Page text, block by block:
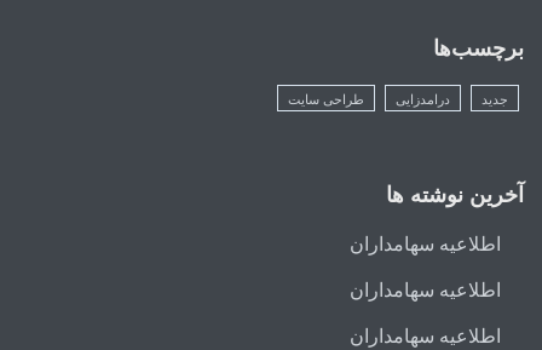
برچسب‌ها
جدید درامدزایی طراحی سایت
آخرین نوشته ها
اطلاعیه سهامداران
اطلاعیه سهامداران
اطلاعیه سهامداران